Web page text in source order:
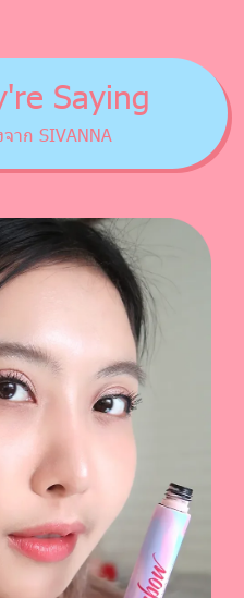
Saying
จาก SIVANNA